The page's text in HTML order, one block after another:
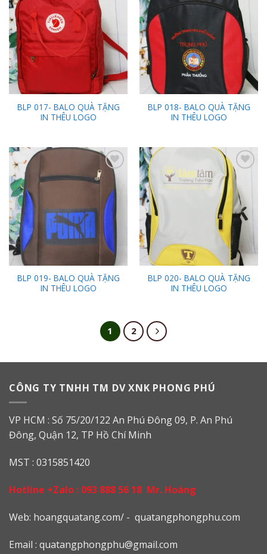
Add to
Wishlist
BLP 017- BALO QUÀ TẶNG
IN THÊU LOGO
Add to
Wishlist
BLP 018- BALO QUÀ TẶNG
IN THÊU LOGO
Add to
Wishlist
BLP 019- BALO QUÀ TẶNG
IN THÊU LOGO
Add to
Wishlist
BLP 020- BALO QUÀ TẶNG
IN THÊU LOGO
1 2
CÔNG TY TNHH TM DV XNK PHONG PHÚ
VP HCM : Số 75/20/122 An Phú Đông 09, P. An Phú
Đông, Quận 12, TP Hồ Chí Minh
MST : 0315851420
Hotline +Zalo : 093 888 56 18 Mr. Hoàng
Web: hoangquatang.com/ - quatangphongphu.com
Email : quatangphongphu@gmail.com